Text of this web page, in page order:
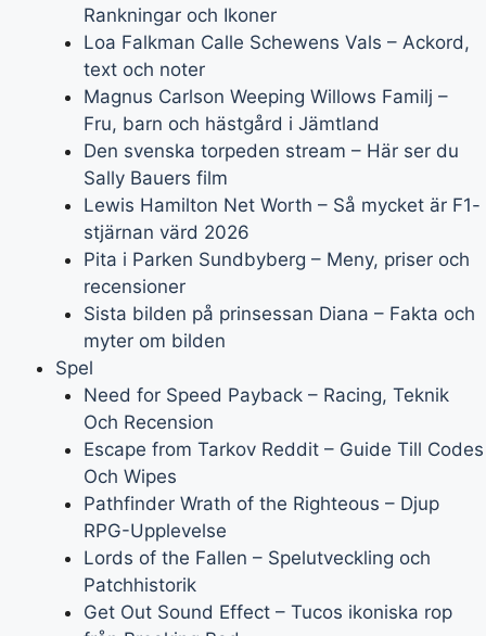
Rankningar och Ikoner
Loa Falkman Calle Schewens Vals – Ackord,
text och noter
Magnus Carlson Weeping Willows Familj –
Fru, barn och hästgård i Jämtland
Den svenska torpeden stream – Här ser du
Sally Bauers film
Lewis Hamilton Net Worth – Så mycket är F1-
stjärnan värd 2026
Pita i Parken Sundbyberg – Meny, priser och
recensioner
Sista bilden på prinsessan Diana – Fakta och
myter om bilden
Spel
Need for Speed Payback – Racing, Teknik
Och Recension
Escape from Tarkov Reddit – Guide Till Codes
Och Wipes
Pathfinder Wrath of the Righteous – Djup
RPG-Upplevelse
Lords of the Fallen – Spelutveckling och
Patchhistorik
Get Out Sound Effect – Tucos ikoniska rop